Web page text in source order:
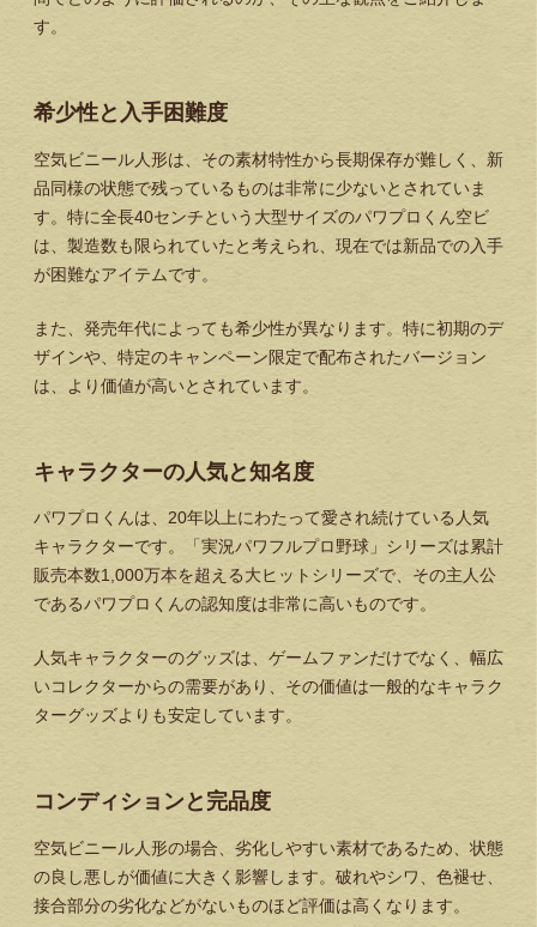
す。
希少性と入手困難度
空気ビニール人形は、その素材特性から長期保存が難しく、新
品同様の状態で残っているものは非常に少ないとされていま
す。特に全長40センチという大型サイズのパワプロくん空ビ
は、製造数も限られていたと考えられ、現在では新品での入手
が困難なアイテムです。
また、発売年代によっても希少性が異なります。特に初期のデ
ザインや、特定のキャンペーン限定で配布されたバージョン
は、より価値が高いとされています。
キャラクターの人気と知名度
パワプロくんは、20年以上にわたって愛され続けている人気
キャラクターです。「実況パワフルプロ野球」シリーズは累計
販売本数1,000万本を超える大ヒットシリーズで、その主人公
であるパワプロくんの認知度は非常に高いものです。
人気キャラクターのグッズは、ゲームファンだけでなく、幅広
いコレクターからの需要があり、その価値は一般的なキャラク
ターグッズよりも安定しています。
コンディションと完品度
空気ビニール人形の場合、劣化しやすい素材であるため、状態
の良し悪しが価値に大きく影響します。破れやシワ、色褪せ、
接合部分の劣化などがないものほど評価は高くなります。